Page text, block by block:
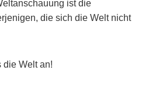
ist die
die sich die Welt nicht
die Welt an!